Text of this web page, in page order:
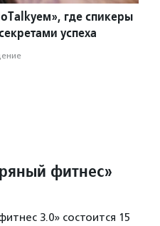
где спикеры
успеха
фитнес»
3.0» состоится 15